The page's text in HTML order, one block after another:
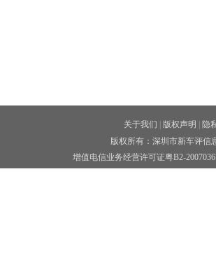
关于我们 版权声明 隐
版权所有：深圳市新车评信
增值电信业务经营许可证粤B2-